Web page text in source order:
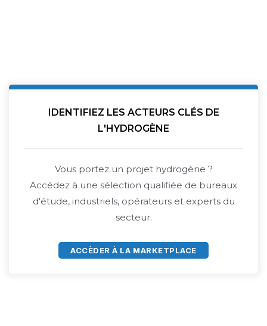
IDENTIFIEZ LES ACTEURS CLÉS DE
L'HYDROGÈNE
Vous portez un projet hydrogène ?
Accédez à une sélection qualifiée de bureaux
d'étude, industriels, opérateurs et experts du
secteur.
ACCÈDER À LA MARKETPLACE